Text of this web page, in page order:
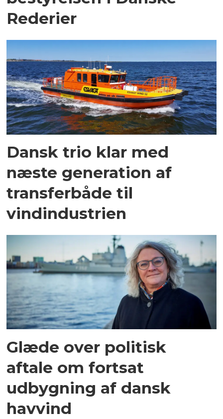
Rederier
Dansk trio klar med
næste generation af
transferbåde til
vindindustrien
Glæde over politisk
aftale om fortsat
udbygning af dansk
havvind